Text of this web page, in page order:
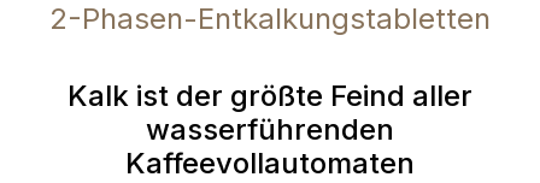
2-Phasen-Entkalkungstabletten
Kalk ist der größte Feind aller
wasserführenden
Kaffeevollautomaten